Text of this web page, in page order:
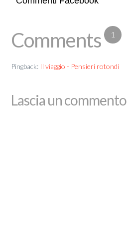
Comments 1
Pingback: Il viaggio - Pensieri rotondi
Lascia un commento